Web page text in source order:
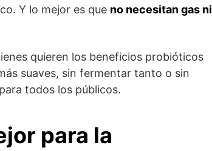
Y lo mejor es que no necesitan gas ni
quieren los beneficios probióticos
suaves, sin fermentar tanto o sin
todos los públicos.
para la